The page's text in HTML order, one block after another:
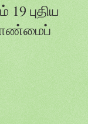
புதிய